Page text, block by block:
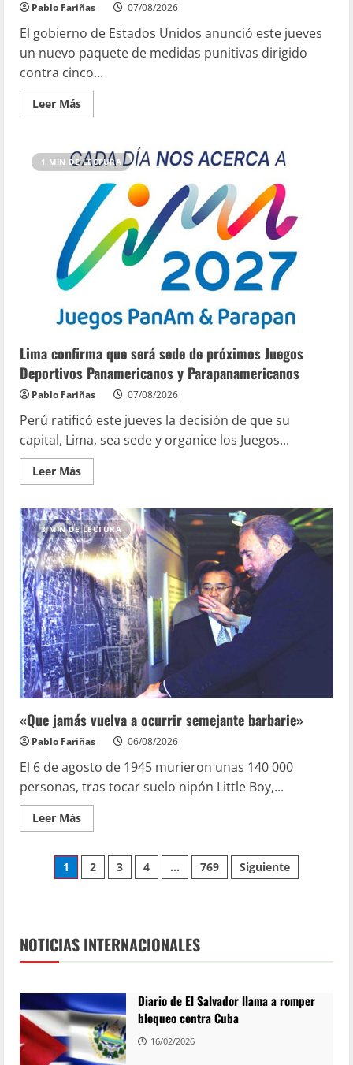
Pablo Fariñas 07/08/2026
El gobierno de Estados Unidos anunció este jueves
un nuevo paquete de medidas punitivas dirigido
contra cinco...
Leer Más
1 MIN DE LECTURA
Lima confirma que será sede de próximos Juegos
Deportivos Panamericanos y Parapanamericanos
Pablo Fariñas 07/08/2026
Perú ratificó este jueves la decisión de que su
capital, Lima, sea sede y organice los Juegos...
Leer Más
3 MIN DE LECTURA
«Que jamás vuelva a ocurrir semejante barbarie»
Pablo Fariñas 06/08/2026
El 6 de agosto de 1945 murieron unas 140 000
personas, tras tocar suelo nipón Little Boy,...
Leer Más
1 2 3 4 … 769 Siguiente
NOTICIAS INTERNACIONALES
Diario de El Salvador llama a romper
bloqueo contra Cuba
16/02/2026